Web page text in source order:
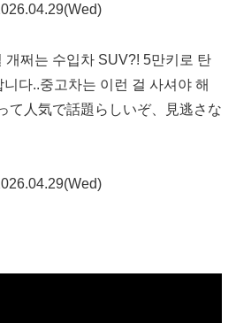
개쩌는 수입차 SUV?! 5만키로 탄
다..중고차는 이런 걸 사셔야 해
て人気で話題らしいぞ、見逃さな